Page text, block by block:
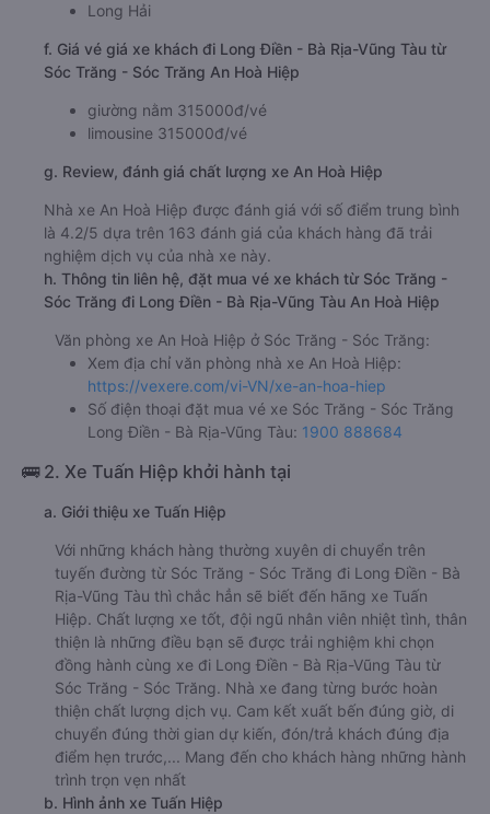
Long Hải
f. Giá vé giá xe khách đi Long Điền - Bà Rịa-Vũng Tàu từ
Sóc Trăng - Sóc Trăng An Hoà Hiệp
giường nằm 315000đ/vé
limousine 315000đ/vé
g. Review, đánh giá chất lượng xe An Hoà Hiệp
Nhà xe An Hoà Hiệp được đánh giá với số điểm trung bình
là 4.2/5 dựa trên 163 đánh giá của khách hàng đã trải
nghiệm dịch vụ của nhà xe này.
h. Thông tin liên hệ, đặt mua vé xe khách từ Sóc Trăng -
Sóc Trăng đi Long Điền - Bà Rịa-Vũng Tàu An Hoà Hiệp
Văn phòng xe An Hoà Hiệp ở Sóc Trăng - Sóc Trăng:
Xem địa chỉ văn phòng nhà xe An Hoà Hiệp:
https://vexere.com/vi-VN/xe-an-hoa-hiep
Số điện thoại đặt mua vé xe Sóc Trăng - Sóc Trăng
Long Điền - Bà Rịa-Vũng Tàu: 1900 888684
🚌 2. Xe Tuấn Hiệp khởi hành tại
a. Giới thiệu xe Tuấn Hiệp
Với những khách hàng thường xuyên di chuyển trên
tuyến đường từ Sóc Trăng - Sóc Trăng đi Long Điền - Bà
Rịa-Vũng Tàu thì chắc hẳn sẽ biết đến hãng xe Tuấn
Hiệp. Chất lượng xe tốt, đội ngũ nhân viên nhiệt tình, thân
thiện là những điều bạn sẽ được trải nghiệm khi chọn
đồng hành cùng xe đi Long Điền - Bà Rịa-Vũng Tàu từ
Sóc Trăng - Sóc Trăng. Nhà xe đang từng bước hoàn
thiện chất lượng dịch vụ. Cam kết xuất bến đúng giờ, di
chuyển đúng thời gian dự kiến, đón/trả khách đúng địa
điểm hẹn trước,... Mang đến cho khách hàng những hành
trình trọn vẹn nhất
b. Hình ảnh xe Tuấn Hiệp